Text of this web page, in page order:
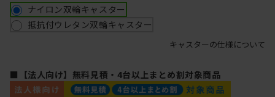
ナイロン双輪キャスター
抵抗付ウレタン双輪キャスター
キャスターの仕様について
■【法人向け】無料見積・4台以上まとめ割対象商品